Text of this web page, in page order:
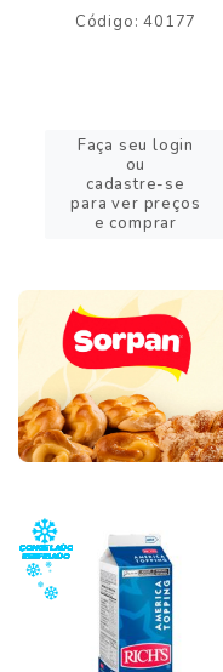
Código: 40177
Faça seu login
ou
cadastre-se
para ver preços
e comprar